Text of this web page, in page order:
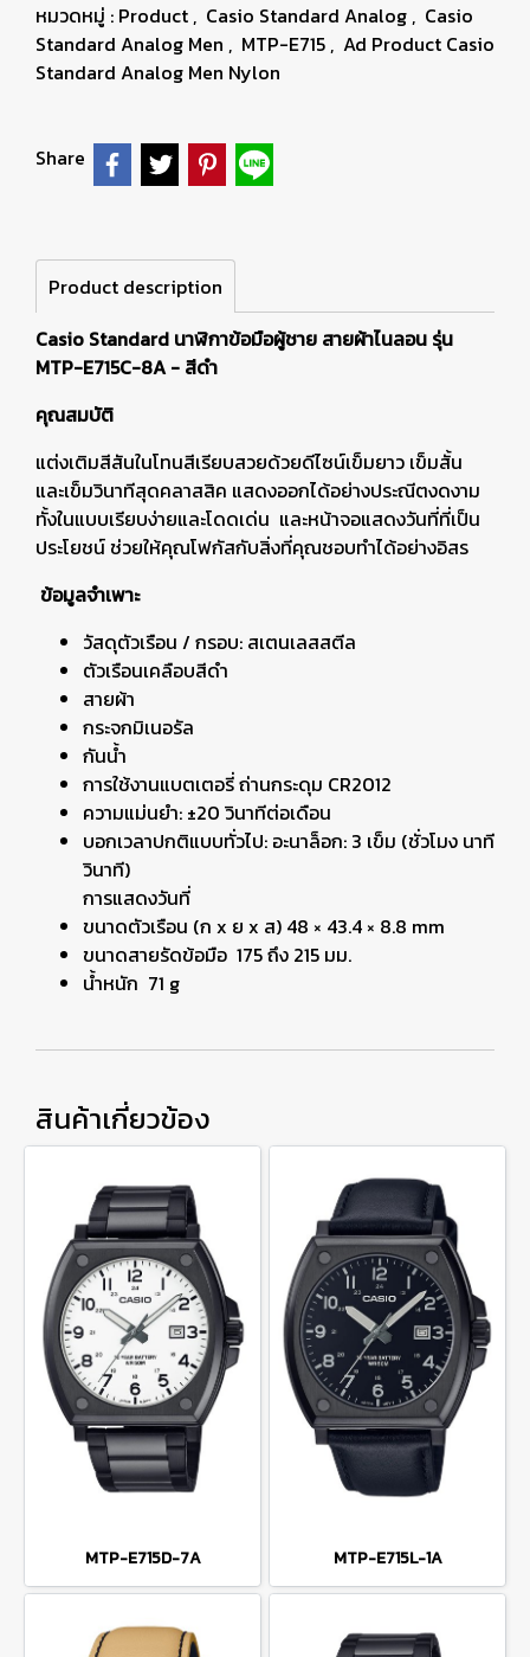
หมวดหมู่ : Product , Casio Standard Analog , Casio
Standard Analog Men , MTP-E715 , Ad Product Casio
Standard Analog Men Nylon
Share
Product description
Casio Standard นาฬิกาข้อมือผู้ชาย สายผ้าไนลอน รุ่น
MTP-E715C-8A - สีดำ
คุณสมบัติ
แต่งเติมสีสันในโทนสีเรียบสวยด้วยดีไซน์เข็มยาว เข็มสั้น
และเข็มวินาทีสุดคลาสสิค แสดงออกได้อย่างประณีตงดงาม
ทั้งในแบบเรียบง่ายและโดดเด่น และหน้าจอแสดงวันที่ที่เป็น
ประโยชน์ ช่วยให้คุณโฟกัสกับสิ่งที่คุณชอบทำได้อย่างอิสร
ข้อมูลจำเพาะ
วัสดุตัวเรือน / กรอบ: สเตนเลสสตีล
ตัวเรือนเคลือบสีดำ
สายผ้า
กระจกมิเนอรัล
กันน้ำ
การใช้งานแบตเตอรี่ ถ่านกระดุม CR2012
ความแม่นยำ: ±20 วินาทีต่อเดือน
บอกเวลาปกติแบบทั่วไป: อะนาล็อก: 3 เข็ม (ชั่วโมง นาที
วินาที)
การแสดงวันที่
ขนาดตัวเรือน (ก x ย x ส) 48 × 43.4 × 8.8 mm
ขนาดสายรัดข้อมือ 175 ถึง 215 มม.
น้ำหนัก 71 g
สินค้าเกี่ยวข้อง
MTP-E715D-7A MTP-E715L-1A